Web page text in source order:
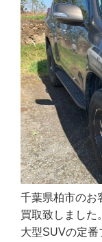
千葉県柏市のお
買取致しました。
大型SUVの定番